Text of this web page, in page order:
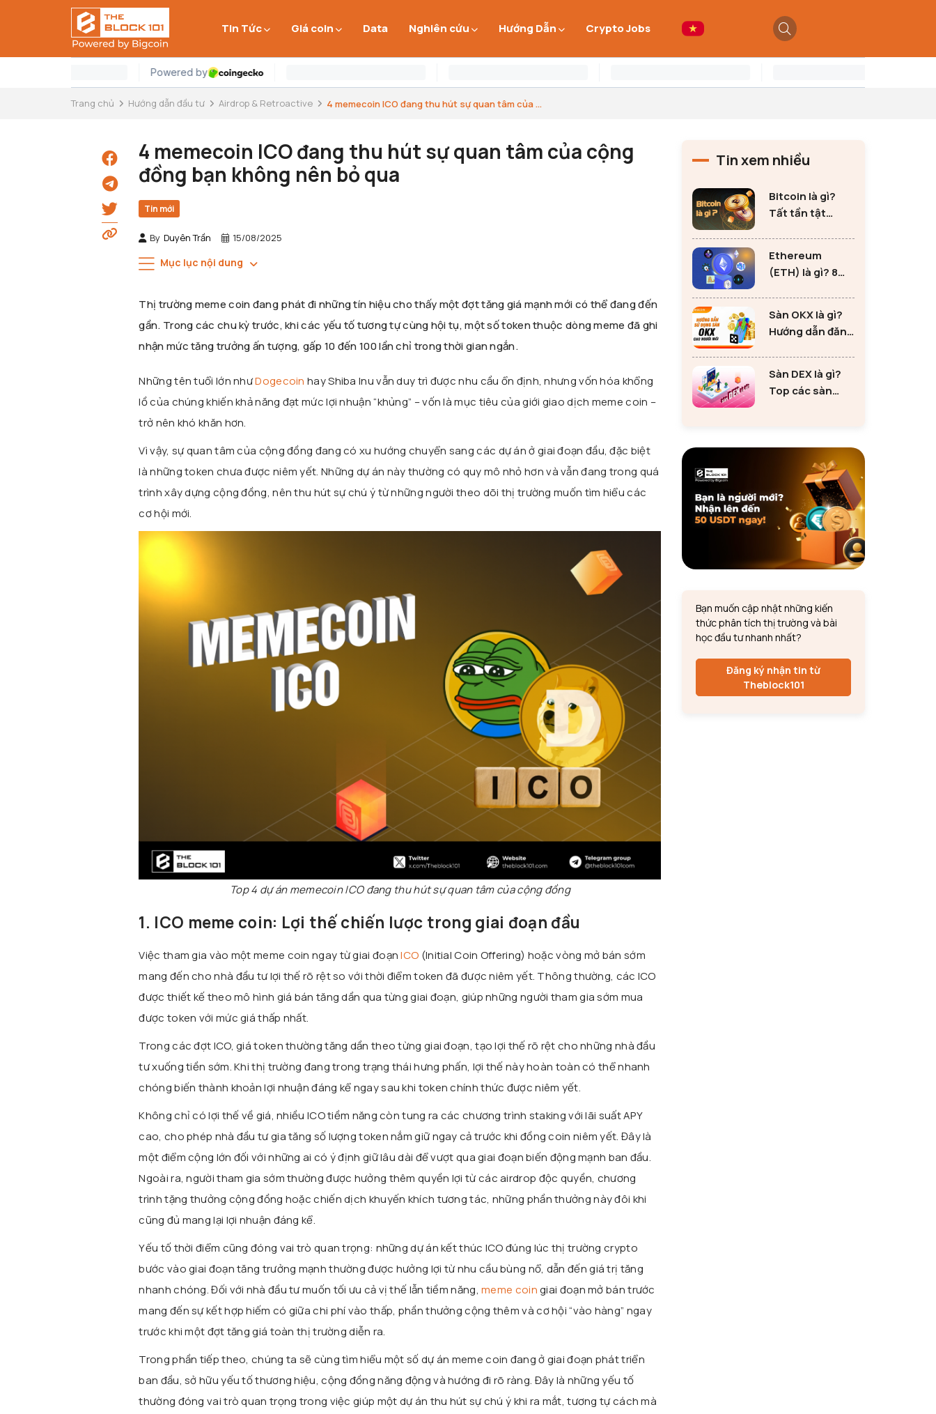
Tin Tức Giá coin Data Nghiên cứu Hướng Dẫn Crypto Jobs
Trang chủ Hướng dẫn đầu tư Airdrop & Retroactive 4 memecoin ICO đang thu hút sự quan tâm của ...
4 memecoin ICO đang thu hút sự quan tâm của cộng
đồng bạn không nên bỏ qua
Tin mới
By Duyên Trần 15/08/2025
Mục lục nội dung
Thị trường meme coin đang phát đi những tín hiệu cho thấy một đợt tăng giá mạnh mới có thể đang đến
gần. Trong các chu kỳ trước, khi các yếu tố tương tự cùng hội tụ, một số token thuộc dòng meme đã ghi
nhận mức tăng trưởng ấn tượng, gấp 10 đến 100 lần chỉ trong thời gian ngắn.
Những tên tuổi lớn nhưDogecoin hay Shiba Inu vẫn duy trì được nhu cầu ổn định, nhưng vốn hóa khổng
lồ của chúng khiến khả năng đạt mức lợi nhuận “khủng” – vốn là mục tiêu của giới giao dịch meme coin –
trở nên khó khăn hơn.
Vì vậy, sự quan tâm của cộng đồng đang có xu hướng chuyển sang các dự án ở giai đoạn đầu, đặc biệt
là những token chưa được niêm yết. Những dự án này thường có quy mô nhỏ hơn và vẫn đang trong quá
trình xây dựng cộng đồng, nên thu hút sự chú ý từ những người theo dõi thị trường muốn tìm hiểu các
cơ hội mới.
Top 4 dự án memecoin ICO đang thu hút sự quan tâm của cộng đồng
1. ICO meme coin: Lợi thế chiến lược trong giai đoạn đầu
Việc tham gia vào một meme coin ngay từ giai đoạnICO (Initial Coin Offering) hoặc vòng mở bán sớm
mang đến cho nhà đầu tư lợi thế rõ rệt so với thời điểm token đã được niêm yết. Thông thường, các ICO
được thiết kế theo mô hình giá bán tăng dần qua từng giai đoạn, giúp những người tham gia sớm mua
được token với mức giá thấp nhất.
Trong các đợt ICO, giá token thường tăng dần theo từng giai đoạn, tạo lợi thế rõ rệt cho những nhà đầu
tư xuống tiền sớm. Khi thị trường đang trong trạng thái hưng phấn, lợi thế này hoàn toàn có thể nhanh
chóng biến thành khoản lợi nhuận đáng kể ngay sau khi token chính thức được niêm yết.
Không chỉ có lợi thế về giá, nhiều ICO tiềm năng còn tung ra các chương trình staking với lãi suất APY
cao, cho phép nhà đầu tư gia tăng số lượng token nắm giữ ngay cả trước khi đồng coin niêm yết. Đây là
một điểm cộng lớn đối với những ai có ý định giữ lâu dài để vượt qua giai đoạn biến động mạnh ban đầu.
Ngoài ra, người tham gia sớm thường được hưởng thêm quyền lợi từ các airdrop độc quyền, chương
trình tặng thưởng cộng đồng hoặc chiến dịch khuyến khích tương tác, những phần thưởng này đôi khi
cũng đủ mang lại lợi nhuận đáng kể.
Yếu tố thời điểm cũng đóng vai trò quan trọng: những dự án kết thúc ICO đúng lúc thị trường crypto
bước vào giai đoạn tăng trưởng mạnh thường được hưởng lợi từ nhu cầu bùng nổ, dẫn đến giá trị tăng
nhanh chóng. Đối với nhà đầu tư muốn tối ưu cả vị thế lẫn tiềm năng,meme coingiai đoạn mở bán trước
mang đến sự kết hợp hiếm có giữa chi phí vào thấp, phần thưởng cộng thêm và cơ hội “vào hàng” ngay
trước khi một đợt tăng giá toàn thị trường diễn ra.
Trong phần tiếp theo, chúng ta sẽ cùng tìm hiểu một số dự án meme coin đang ở giai đoạn phát triển
ban đầu, sở hữu yếu tố thương hiệu, cộng đồng năng động và hướng đi rõ ràng. Đây là những yếu tố
thường đóng vai trò quan trọng trong việc giúp một dự án thu hút sự chú ý khi ra mắt, tương tự cách mà
Tin xem nhiều
Bitcoin là gì?
Tất tần tật
Bitcoin
Ethereum
(ETH) là gì? 8
tư Ethereum
Sàn OKX là gì?
Hướng dẫn đăng
mới
Sàn DEX là gì?
Top các sàn
Bạn muốn cập nhật những kiến
thức phân tích thị trường và bài
học đầu tư nhanh nhất?
Đăng ký nhận tin từ
Theblock101